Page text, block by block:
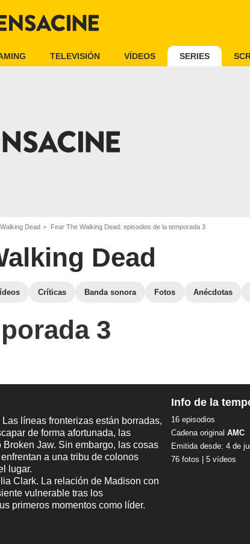
TELEVISIÓN VÍDEOS SERIES
Dead Fear The Walking Dead: episodios de la temporada 3
Dead
Críticas Banda sonora Fotos Anécdotas
3
líneas fronterizas están borradas,
de forma afortunada, las
Jaw. Sin embargo, las cosas
a una tribu de colonos
lugar.
Clark. La relación de Madison con
vulnerable tras los
primeros momentos como líder.
Info de la
16 episodios
Cadena original AMC
Emitida desde: 4 de
76 fotos
5 vídeos